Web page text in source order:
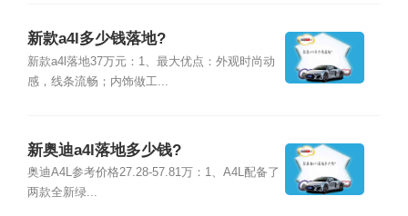
新款a4l多少钱落地?
新款a4l落地37万元：1、最大优点：外观时尚动
感，线条流畅；内饰做工...
新奥迪a4l落地多少钱?
奥迪A4L参考价格27.28-57.81万：1、A4L配备了
两款全新绿...